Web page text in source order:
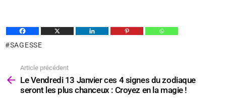
SAGESSE
plus
Article précédent
Le Vendredi 13 Janvier ces 4 signes du zodiaque
seront les plus chanceux : Croyez en la magie !